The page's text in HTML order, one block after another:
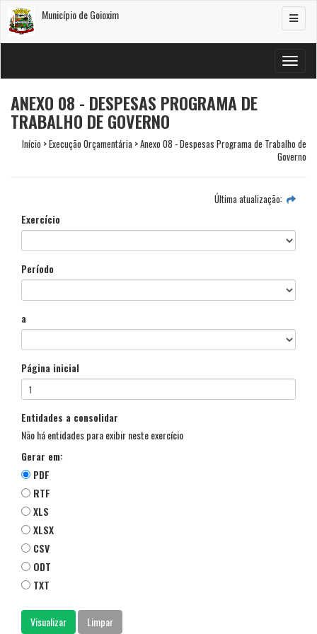
Alterar
Município de Goioxim
Alterar
ANEXO 08 - DESPESAS PROGRAMA DE
TRABALHO DE GOVERNO
Início > Execução Orçamentária > Anexo 08 - Despesas Programa de Trabalho de
Governo
Última atualização:
Exercício
Período
a
Página inicial
Entidades a consolidar
Não há entidades para exibir neste exercício
Gerar em:
PDF
RTF
XLS
XLSX
CSV
ODT
TXT